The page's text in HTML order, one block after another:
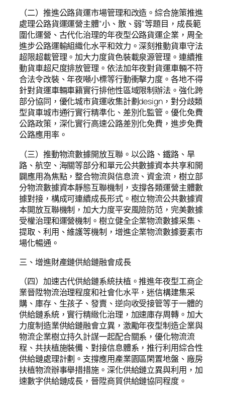
（二）推進公路貨運市場管理和改造。綜合施策推進
處理公路貨運運營主體“小、散、弱”等題目，成長範
圍化運營、古代化治理的年夜型公路貨運企業，周全
進步公路運輸組織化水平和效力。深刻推動貨車守法
超限超載管理。加大力度貨色裝載泉源管理。連續推
動貨車超尺度排放管理。依法加年夜對貨運車輛不符
合法令改裝、年夜噸小標等行動衝擊力度。各地不得
針對貨運車輛車籍實行排他性區域限制辦法。強化跨
部分協同，優化城市貨運收集計劃design，對分歧類
型貨車城市通行實行精準化、差別化監管。優化免費
公路政策，深化實行高速公路差別化免費，進步免費
公路應用率。
（三）推動物流數據開放互聯。以公路、鐵路、旱
路、航空、海關等部分和單元公共數據資本共享和開
闢應用為焦點，整合物流與信息流、資金流，樹立部
分物流數據資本靜態互聯機制，支撐各類運營主體數
據對接，構成可連續成長形式。樹立物流公共數據資
本開放互聯機制，加大力度平安風險防范，完美數據
受權治理和運營機制。樹立健全企業物流數據采集、
提取、利用、維護等機制，增進企業物流數據要素市
場化暢通。
三、增進財產鏈供給鏈融會成長
（四）加速古代供給鏈系統扶植。推進年夜型工商企
業晉陞物流治理程度和社會化水平，迷信構建集采
購、庫存、生孩子、發賣、逆向收受接管等于一體的
供給鏈系統，實行精緻化治理，加速庫存周轉。加大
力度制造業供給鏈融會立異，激勵年夜型制造企業與
物流企業樹立持久計謀一起配合關系，優化物流流
程、共扶植施裝備、對接信息體系，推行利用綜合性
供給鏈處理計劃。支撐應用產業園區閑置地盤、廠房
扶植物流辦事舉措措施。深化供給鏈立異與利用，加
速數字供給鏈成長，晉陞商貿供給鏈協同程度。